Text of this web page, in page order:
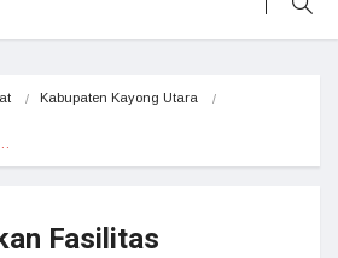
Kabupaten Kayong Utara
Fasilitas